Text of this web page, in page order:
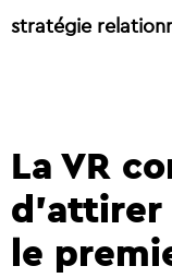
stratégie
La VR
d'attirer
le